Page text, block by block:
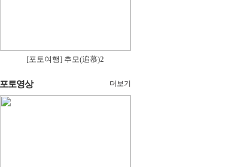
[포토여행] 추모(追慕)2
포토영상 더보기